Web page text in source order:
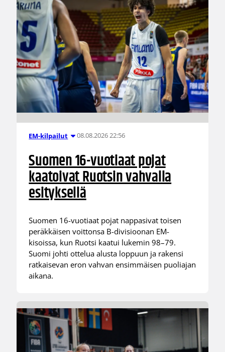
EM-kilpailut 08.08.2026 22:56
Suomen 16-vuotiaat pojat
kaatoivat Ruotsin vahvalla
esityksellä
Suomen 16-vuotiaat pojat nappasivat toisen
peräkkäisen voittonsa B-divisioonan EM-
kisoissa, kun Ruotsi kaatui lukemin 98–79.
Suomi johti ottelua alusta loppuun ja rakensi
ratkaisevan eron vahvan ensimmäisen puoliajan
aikana.